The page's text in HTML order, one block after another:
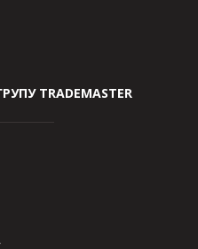
TRADEMASTER